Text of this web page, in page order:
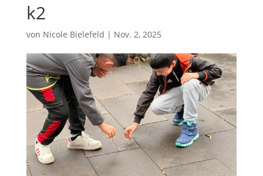
k2
von Nicole Bielefeld | Nov. 2, 2025